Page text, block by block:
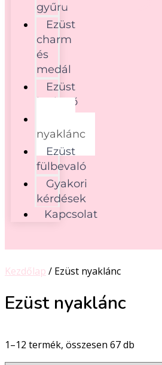
gyűrű
Ezüst
charm
és
medál
Ezüst
karkötő
nyaklánc
Ezüst
fülbevaló
Gyakori
kérdések
Kapcsolat
Kezdőlap / Ezüst nyaklánc
Ezüst nyaklánc
1–12 termék, összesen 67 db